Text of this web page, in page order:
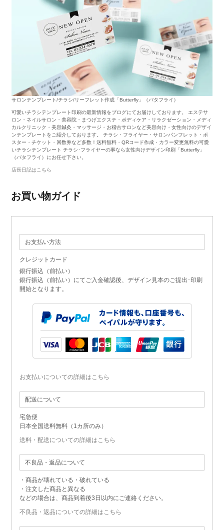
サロンテンプレート/チラシ/リーフレット作成「Butterfly」（バタフライ）
可愛いチラシテンプレート印刷の最新情報をブログにてお届けしております。 エステサ
ロン・ネイルサロン・美容院・まつげエクステ・ボディケア・リラクゼーション・メディ
カルクリニック・美容鍼灸・マッサージ・お稽古サロンなど美容向け・女性向けのデザイ
ンテンプレートをご紹介しております。 チラシ・フライヤー・サロンパンフレット・ポ
スター・チケット・回数券など多数！送料無料・QRコード作成・カラー変更無料の可愛
いチラシテンプレート チラシ･フライヤーの事なら女性向けデザイン印刷「Butterfly」
（バタフライ）にお任せ下さい。
店長日記はこちら
お買い物ガイド
お支払い方法
クレジットカード
銀行振込（前払い）
銀行振込（前払い）にてご入金確認後、デザイン見本のご提出･印刷
開始となります。
お支払いについての詳細はこちら
配送について
宅急便
日本全国送料無料（1カ所のみ）
送料・配送についての詳細はこちら
不良品・返品について
・商品が壊れている・破れている
・注文した商品と異なる
などの場合は、商品到着後3日以内にご連絡ください。
不良品・返品についての詳細はこちら